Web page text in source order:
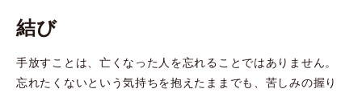
結び
手放すことは、亡くなった人を忘れることではありません。
忘れたくないという気持ちを抱えたままでも、苦しみの握り